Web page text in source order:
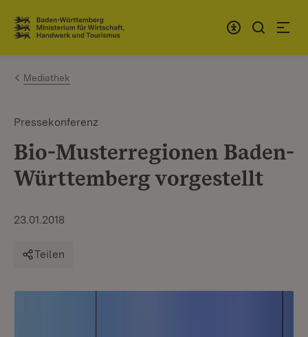
Zum Inhalt springen
Link zur Startseite
Mediathek
Pressekonferenz
Bio-Musterregionen Baden-
Württemberg vorgestellt
23.01.2018
Teilen